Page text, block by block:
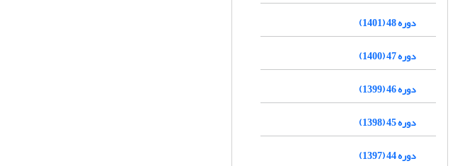
دوره 48 (1401)
دوره 47 (1400)
دوره 46 (1399)
دوره 45 (1398)
دوره 44 (1397)